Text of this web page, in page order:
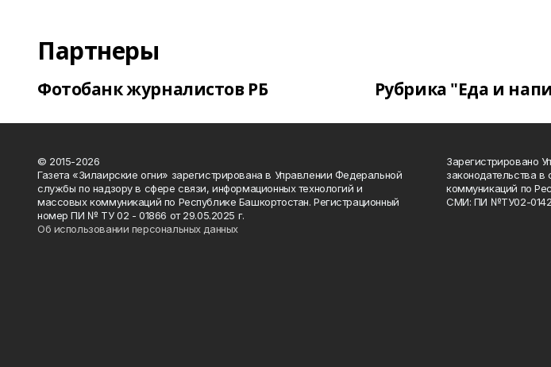
Партнеры
Фотобанк журналистов РБ Рубрика "Еда и
© 2015-2026
Газета «Зилаирские огни» зарегистрирована в Управлении Федеральной
службы по надзору в сфере связи, информационных технологий и
массовых коммуникаций по Республике Башкортостан. Регистрационный
номер ПИ № ТУ 02 - 01866 от 29.05.2025 г.
Об использовании персональных данных
Зарегистрировано
законодательства
коммуникаций по
СМИ: ПИ №ТУ02-